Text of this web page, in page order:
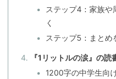
ステップ4：家族や
く
ステップ5：まとめ
『1リットルの涙』の
1200字の中学生向